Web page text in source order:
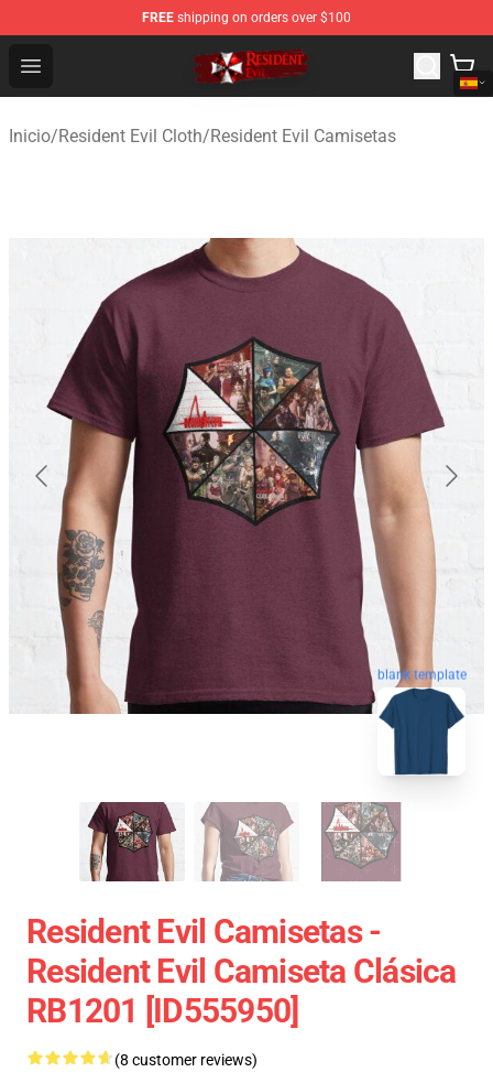
FREE shipping on orders over $100
Open menu
Resident Evil Shop - Official Resident Evil Merchandise
Inicio/Resident Evil Cloth/Resident Evil Camisetas
blank template
Resident Evil Camisetas -
Resident Evil Camiseta Clásica
RB1201 [ID555950]
(8 customer reviews)